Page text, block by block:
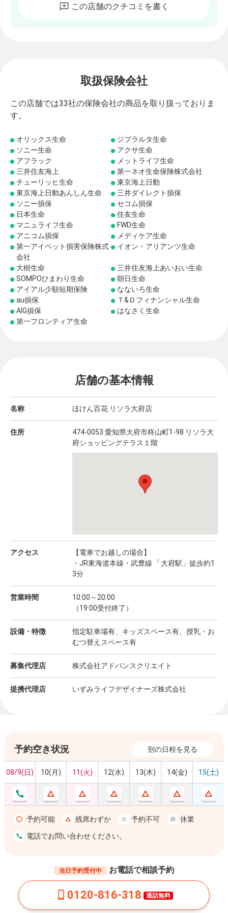
この店舗のクチコミを書く
取扱保険会社
この店舗では33社の保険会社の商品を取り扱っておりま
す。
オリックス生命
ジブラルタ生命
ソニー生命
アクサ生命
アフラック
メットライフ生命
三井住友海上
第一ネオ生命保険株式会社
チューリッヒ生命
東京海上日動
東京海上日動あんしん生命
三井ダイレクト損保
ソニー損保
セコム損保
日本生命
住友生命
マニュライフ生命
FWD生命
アニコム損保
メディケア生命
第一アイペット損害保険株式
会社
イオン・アリアンツ生命
大樹生命
三井住友海上あいおい生命
SOMPOひまわり生命
朝日生命
アイアル少額短期保険
なないろ生命
au損保
Ｔ&Ｄフィナンシャル生命
AIG損保
はなさく生命
第一フロンティア生命
店舗の基本情報
名称 ほけん百花 リソラ大府店
住所
474-0053 愛知県大府市柊山町1-98 リソラ大
府ショッピングテラス１階
アクセス
【電車でお越しの場合】
・JR東海道本線・武豊線 「大府駅」徒歩約1
3分
営業時間
10:00～20:00
（19:00受付終了）
設備・特徴
指定駐車場有、キッズスペース有、授乳・お
むつ替えスペース有
募集代理店 株式会社アドバンスクリエイト
提携代理店 いずみライフデザイナーズ株式会社
予約空き状況 別の日程を見る
08/9(日) 10(月) 11(火) 12(水) 13(木) 14(金) 15(土)
予約可能 残席わずか 予約不可 休業
電話でお問い合わせください。
当日予約受付中 お電話で相談予約
0120-816-318 通話無料